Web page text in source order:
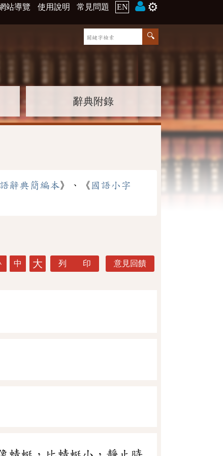
站導覽 使用說明 常見問題 EN ⚙️
辭典附錄
辭典簡編本》、《 國語小字
中 大 列 印 意見回饋